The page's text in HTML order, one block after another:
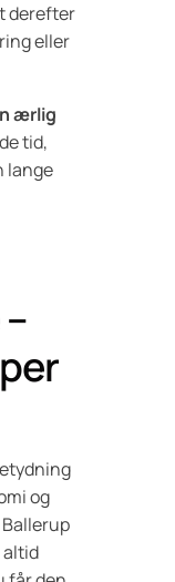
derefter
eller
ærlig
tid,
lange
og
altid